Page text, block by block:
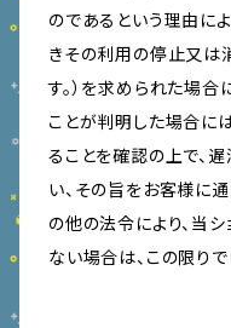
のであるという理由に
きその利用の停止又は
す。）を求められた場
ことが判明した場合に
ることを確認の上で、
い、その旨をお客様に
の他の法令により、当
ない場合は、この限りで